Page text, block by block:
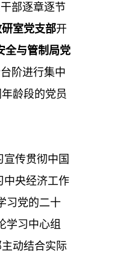
部逐章逐节
室党支部开
全与管制局党
阶进行集中
龄段的党员
宣传贯彻中国
中央经济工作
习党的二十
学习中心组
动结合实际